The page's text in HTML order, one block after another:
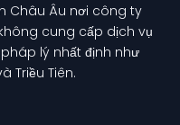
Châu Âu nơi công ty
cung cấp dịch vụ
lý nhất định như
Triều Tiên.